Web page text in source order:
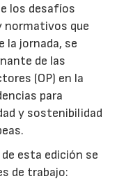
los desafíos
normativos que
la jornada, se
de las
(OP) en la
para
y sostenibilidad
esta edición se
de trabajo: